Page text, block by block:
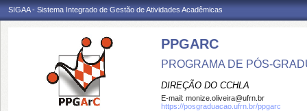
SIGAA - Sistema Integrado de Gestão de Atividades Acadêmicas
PPGARC
PROGRAMA DE PÓS-
DIREÇÃO DO CCHLA
E-mail: monize.oliveira@ufrn.br
https://posgraduacao.ufrn.br/ppgarc